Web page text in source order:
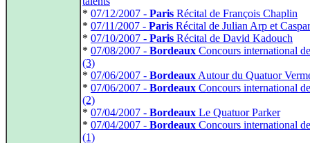
* 07/12/2007 - Paris Récital de François Chaplin
* 07/11/2007 - Paris Récital de Julian Arp et
* 07/10/2007 - Paris Récital de David Kadouch
* 07/08/2007 - Bordeaux Concours international
(3)
* 07/06/2007 - Bordeaux Autour du Quatuor
* 07/06/2007 - Bordeaux Concours international
(2)
* 07/04/2007 - Bordeaux Le Quatuor Parker
* 07/04/2007 - Bordeaux Concours international
(1)